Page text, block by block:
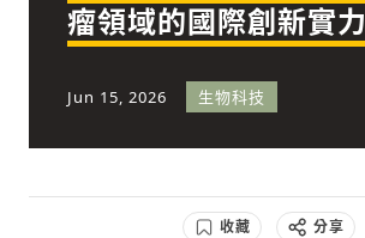
快速連結
瘤領域的國際創新實力
Jun 15, 2026 生物科技
收藏 分享